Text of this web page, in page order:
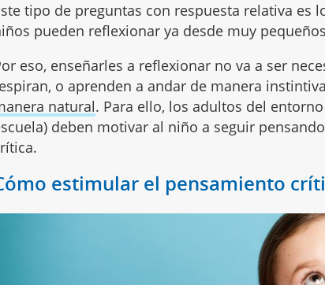
tipo de preguntas con respuesta relativa es
pueden reflexionar ya desde muy
eso, enseñarles a reflexionar no va a ser
o aprenden a andar de manera
natural. Para ello, los adultos del
deben motivar al niño a seguir
estimular el pensamiento